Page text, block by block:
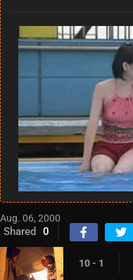
Aug. 06, 2000
Shared 0
10 - 1